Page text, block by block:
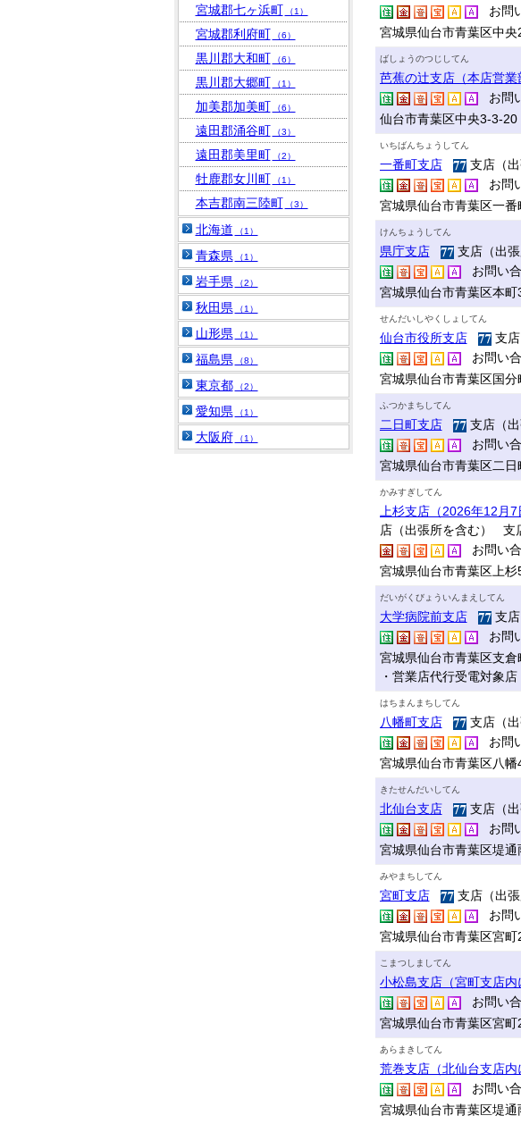
お問
宮城県仙台市青葉区中央
ばしょうのつじしてん
芭蕉の辻支店（本店営業
お問
仙台市青葉区中央3-3-20
いちばんちょうしてん
一番町支店
支店（
お問
宮城県仙台市青葉区一
けんちょうしてん
県庁支店
支店（出
お問い
宮城県仙台市青葉区本町
せんだいしやくしょしてん
仙台市役所支店
支店
お問い
宮城県仙台市青葉区国分
ふつかまちしてん
二日町支店
支店（
お問い
宮城県仙台市青葉区二日
かみすぎしてん
上杉支店（2026年12月
店（出張所を含む） 支
お問い
宮城県仙台市青葉区上杉
だいがくびょういんまえしてん
大学病院前支店
支店
お問
宮城県仙台市青葉区支倉
・営業店代行受電対象
はちまんまちしてん
八幡町支店
支店（
お問
宮城県仙台市青葉区八幡
きたせんだいしてん
北仙台支店
支店（
お問
宮城県仙台市青葉区堤
みやまちしてん
宮町支店
支店（出
お問
宮城県仙台市青葉区宮
こまつしましてん
小松島支店（宮町支店内
お問い
宮城県仙台市青葉区宮
あらまきしてん
荒巻支店（北仙台支店内
お問い
宮城県仙台市青葉区堤
宮城郡七ヶ浜町 （1）
宮城郡利府町 （6）
黒川郡大和町 （6）
黒川郡大郷町 （1）
加美郡加美町 （6）
遠田郡涌谷町 （3）
遠田郡美里町 （2）
牡鹿郡女川町 （1）
本吉郡南三陸町 （3）
北海道 （1）
青森県 （1）
岩手県 （2）
秋田県 （1）
山形県 （1）
福島県 （8）
東京都 （2）
愛知県 （1）
大阪府 （1）